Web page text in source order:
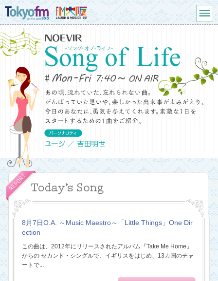
8月7日O.A. ～Music Maestro～「Little Things」One Dir
ection
この曲は、2012年にリリースされたアルバム『Take Me Home』
からの セカンド・シングルで、イギリスをはじめ、13カ国のチャ
ートで...